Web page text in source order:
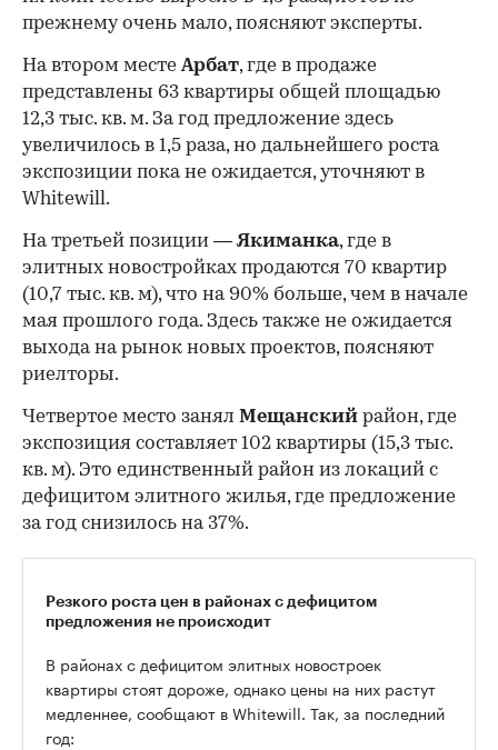
прежнему очень мало, поясняют эксперты.
На втором месте Арбат, где в продаже
представлены 63 квартиры общей площадью
12,3 тыс. кв. м. За год предложение здесь
увеличилось в 1,5 раза, но дальнейшего роста
экспозиции пока не ожидается, уточняют в
Whitewill.
На третьей позиции —Якиманка, где в
элитных новостройках продаются 70 квартир
(10,7 тыс. кв. м), что на 90% больше, чем в начале
мая прошлого года. Здесь также не ожидается
выхода на рынок новых проектов, поясняют
риелторы.
Четвертое место занял Мещанский район, где
экспозиция составляет 102 квартиры (15,3 тыс.
кв. м). Это единственный район из локаций с
дефицитом элитного жилья, где предложение
за год снизилось на 37%.
Резкого роста цен в районах с дефицитом
предложения не происходит
В районах с дефицитом элитных новостроек
квартиры стоят дороже, однако цены на них растут
медленнее, сообщают в Whitewill. Так, за последний
год: